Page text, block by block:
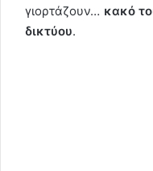
γιορτάζουν… κακό
δικτύου.